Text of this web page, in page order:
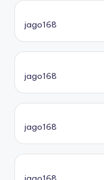
jago168
jago168
jago168